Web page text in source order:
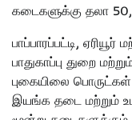
கடைகளுக்கு தலா
பாப்பாரப்பட்டி,
பாதுகாப்பு துறை
புகையிலை
இயங்க தடை மற்றும்